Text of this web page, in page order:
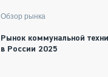
Обзор рынка
Рынок коммунальной
в России 2025